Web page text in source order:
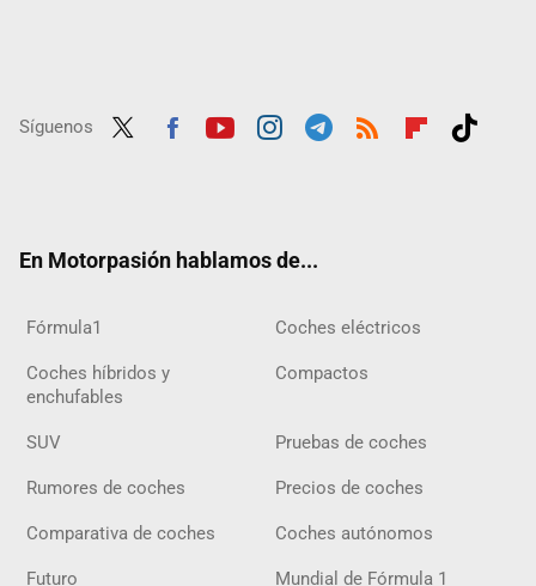
Síguenos
En Motorpasión hablamos de...
Fórmula1 Coches eléctricos
Coches híbridos y
enchufables
Compactos
SUV Pruebas de coches
Rumores de coches Precios de coches
Comparativa de coches Coches autónomos
Futuro Mundial de Fórmula 1